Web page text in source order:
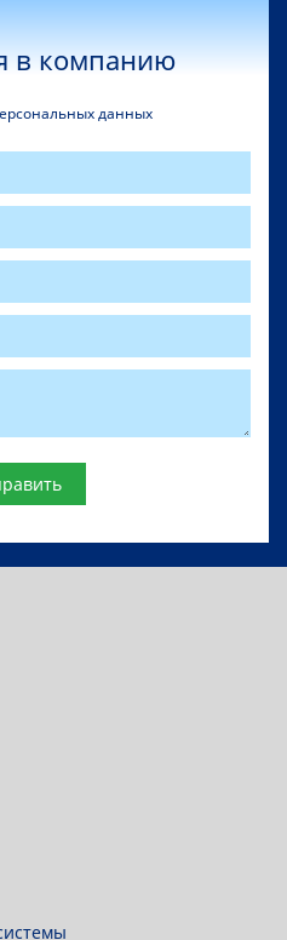
в компанию
данных